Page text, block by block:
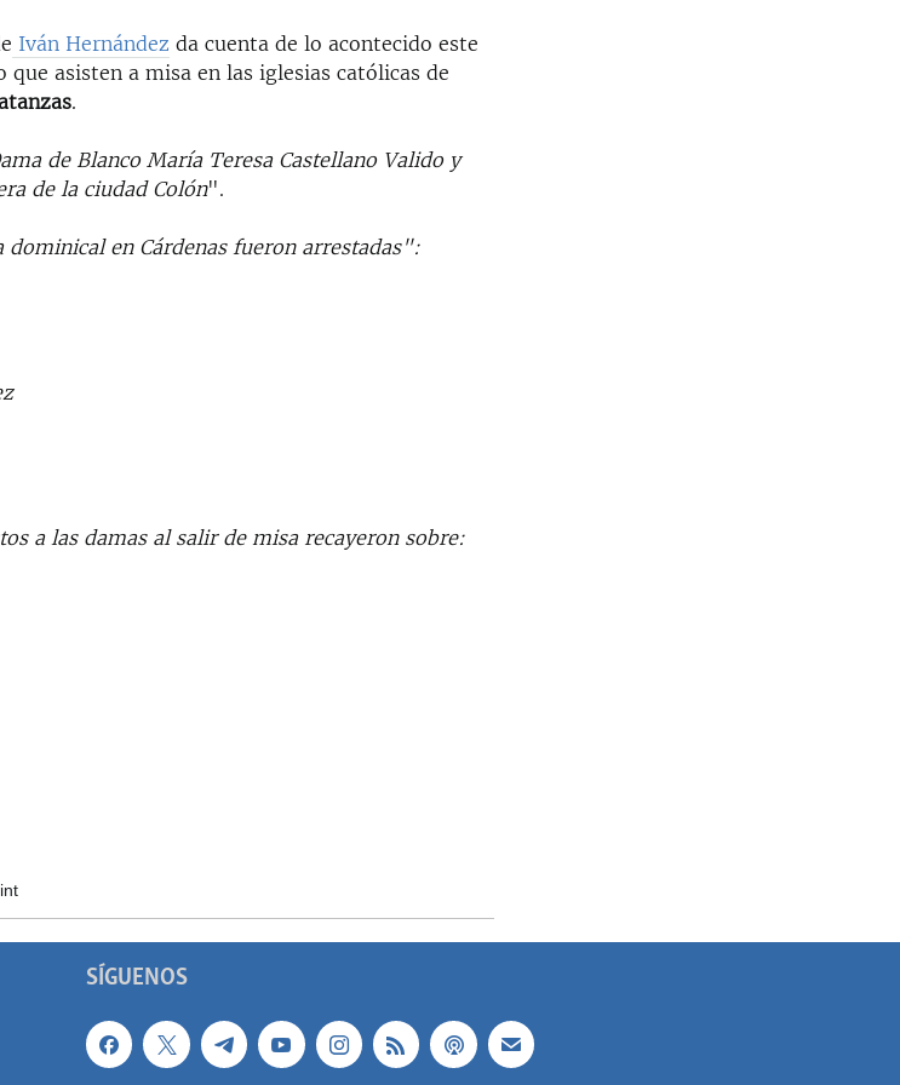
Iván Hernández da cuenta de lo acontecido este
que asisten a misa en las iglesias católicas de
.
de Blanco María Teresa Castellano Valido y
de la ciudad Colón".
en Cárdenas fueron arrestadas":
a las damas al salir de misa recayeron sobre:
SÍGUENOS